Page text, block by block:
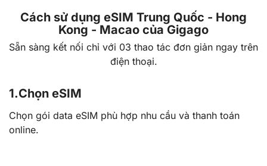
Cách sử dụng eSIM Trung Quốc - Hong
Kong - Macao của Gigago
Sẵn sàng kết nối chỉ với 03 thao tác đơn giản ngay trên
điện thoại.
1.Chọn eSIM
Chọn gói data eSIM phù hợp nhu cầu và thanh toán
online.